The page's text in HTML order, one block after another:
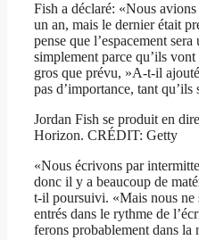
Fish a déclaré: «Nous
un an, mais le dernier était
pense que l’espacement
simplement parce qu’ils
gros que prévu, »A-t-il
pas d’importance, tant
Jordan Fish se produit en
Horizon. CRÉDIT: Getty
«Nous écrivons par
donc il y a beaucoup de
t-il poursuivi. «Mais nous ne
entrés dans le rythme de
ferons probablement dans la